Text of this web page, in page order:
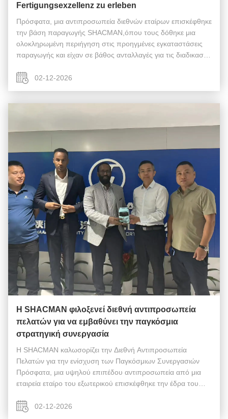
Fertigungsexzellenz zu erleben
Πρόσφατα, μια αντιπροσωπεία διεθνών εταίρων επισκέφθηκε
την βάση παραγωγής SHACMAN,όπου τους δόθηκε μια
ολοκληρωμένη περιήγηση στις προηγμένες εγκαταστάσεις
παραγωγής και είχαν σε βάθος ανταλλαγές για τις διαδικασίες
Κατά τη διάρκεια της επίσ...
02-12-2026
Η SHACMAN φιλοξενεί διεθνή αντιπροσωπεία
πελατών για να εμβαθύνει την παγκόσμια
στρατηγική συνεργασία
Η SHACMAN καλωσορίζει την Διεθνή Αντιπροσωπεία
Πελατών για την ενίσχυση των Παγκόσμιων Συνεργασιών
Πρόσφατα, μια υψηλού επιπέδου αντιπροσωπεία από μια
εταιρεία εταίρο του εξωτερικού επισκέφθηκε την έδρα του
συζητήσεις συνεργασίας.Η επίσκεψη είχε ως στό...
02-12-2026